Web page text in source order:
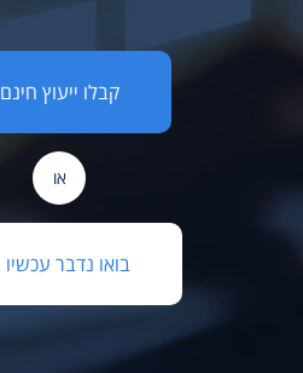
קבלו ייעוץ חינם
או
בואו נדבר עכשיו